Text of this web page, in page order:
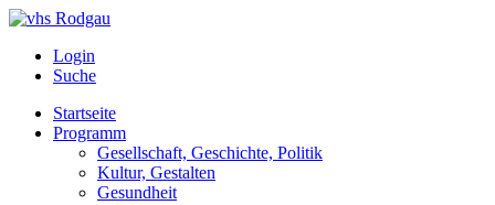
Login
Suche
Startseite
Programm
Gesellschaft, Geschichte, Politik
Kultur, Gestalten
Gesundheit